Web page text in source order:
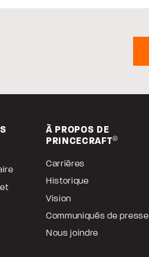
À PROPOS DE
PRINCECRAFT®
Carrières
Historique
Vision
Communiqués de presse
Nous joindre